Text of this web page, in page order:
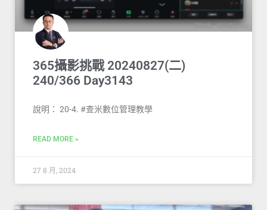
365攝影挑戰 20240827(二)
240/366 Day3143
說明： 20-4. #查米數位管理教學
READ MORE »
27 8 月, 2024